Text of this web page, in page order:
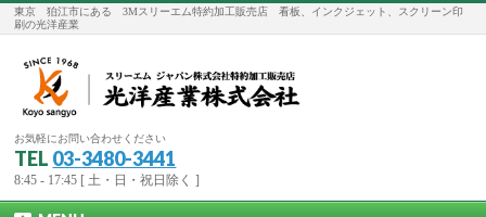
東京 狛江市にある 3Mスリーエム特約加工販売店 看板、インクジェット、スクリーン印
刷の光洋産業
お気軽にお問い合わせください
TEL 03-3480-3441
8:45 - 17:45 [ 土・日・祝日除く ]